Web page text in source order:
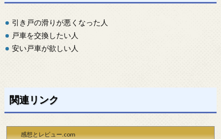
引き戸の滑りが悪くなった人
戸車を交換したい人
安い戸車が欲しい人
関連リンク
感想とレビュー.com